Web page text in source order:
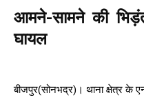
आमने-सामने की
घायल
बीजपुर(सोनभद्र)। थाना क्षेत्र के